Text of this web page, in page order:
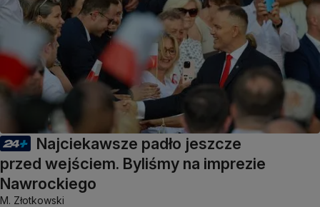
Najciekawsze padło jeszcze
przed wejściem. Byliśmy na imprezie
Nawrockiego
M. Złotkowski